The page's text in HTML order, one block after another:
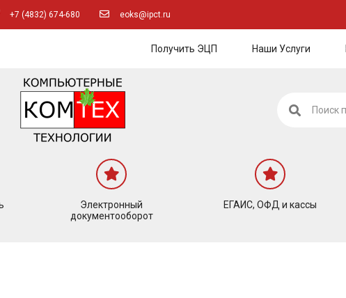
+7 (4832) 674-680 eoks@ipct.ru
Получить ЭЦП Наши Услуги
Электронный
документооборот
ЕГАИС, ОФД и кассы